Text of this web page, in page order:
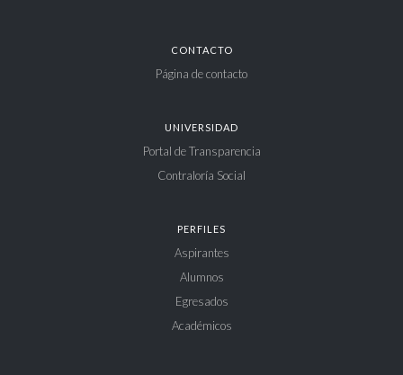
CONTACTO
Página de contacto
UNIVERSIDAD
Portal de Transparencia
Contraloría Social
PERFILES
Aspirantes
Alumnos
Egresados
Académicos